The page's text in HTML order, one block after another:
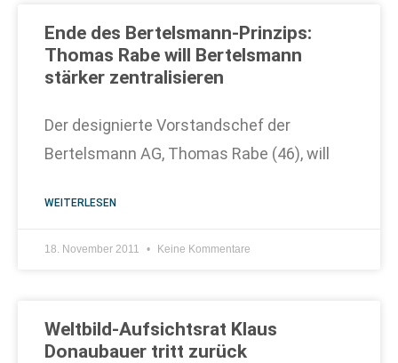
Ende des Bertelsmann-Prinzips:
Thomas Rabe will Bertelsmann
stärker zentralisieren
Der designierte Vorstandschef der
Bertelsmann AG, Thomas Rabe (46), will
WEITERLESEN
18. November 2011 Keine Kommentare
Weltbild-Aufsichtsrat Klaus
Donaubauer tritt zurück